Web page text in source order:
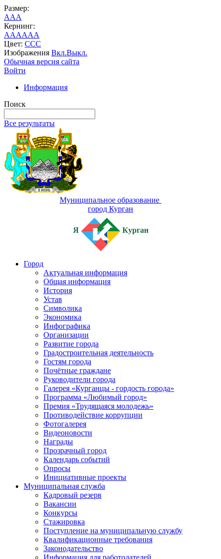
Размер:
AAA
Кернинг:
AAAAAA
Цвет: CCC
Изображения Вкл.Выкл.
Обычная версия сайта
Войти
Информация
Поиск
Все результаты
Муниципальное образование
город Курган
Я Курган
Город
Актуальная информация
Общая информация
История
Устав
Символика
Экономика
Инфографика
Организации
Развитие города
Градостроительная деятельность
Гостям города
Почётные граждане
Руководители города
Галерея «Курганцы - гордость города»
Программа «Любимый город»
Премия «Трудящаяся молодежь»
Противодействие коррупции
Фотогалерея
Видеоновости
Награды
Прозрачный город
Календарь событий
Опросы
Инициативные проекты
Муниципальная служба
Кадровый резерв
Вакансии
Конкурсы
Стажировка
Поступление на муниципальную службу
Квалификационные требования
Законодательство
Информация для работодателей